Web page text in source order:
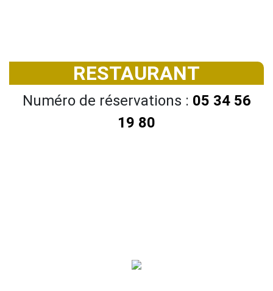
RESTAURANT
Numéro de réservations : 05 34 56
19 80